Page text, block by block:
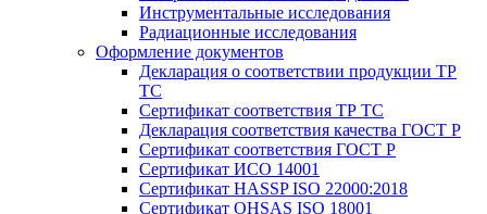
Инструментальные исследования
Радиационные исследования
Оформление документов
Декларация о соответствии продукции ТР
ТС
Сертификат соответствия ТР ТС
Декларация соответствия качества ГОСТ Р
Сертификат соответствия ГОСТ Р
Сертификат ИСО 14001
Сертификат HASSP ISO 22000:2018
Сертификат OHSAS ISO 18001